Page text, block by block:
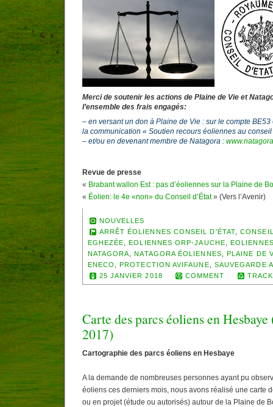
Merci de soutenir les actions de Plaine de Vie et
l’ensemble des frais engagés:
– en versant un don à Plaine de Vie : sur le compte
la communication « Soutien recours éoliennes au conseil
– et/ou en devenant membre de Natagora :
Revue de presse
« Brabant wallon Est : pas d’éoliennes sur la Plaine de
« Éolien: le 4e «non» du Conseil d’État» (Vers l’Avenir)
NOUVELLES
ARRÊT ÉOLIENNES CONSEIL D'ÉTAT,
EGHEZÉE ,EOLIENNES ORP-JAUCHE ,
NATAGORA ,NATAGORA ÉOLIENNES
PLAINE DE
ENECO
,PROTECTION AVIFAUNE
SAUVEGARDE
25 JANVIER 2018
COMMENT
Carte des parcs éoliens en
2017)
Cartographie des parcs éoliens en Hesbaye
A la demande de nombreuses personnes ayant pu
éoliens ces derniers mois, nous avons réalisé une carte
ou en projet (étude ou autorisés) autour de la Plaine de